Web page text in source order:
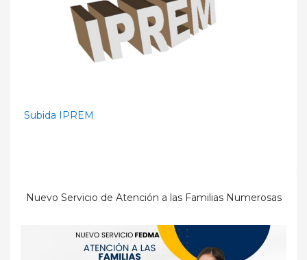
Subida IPREM
Nuevo Servicio de Atención a las Familias Numerosas